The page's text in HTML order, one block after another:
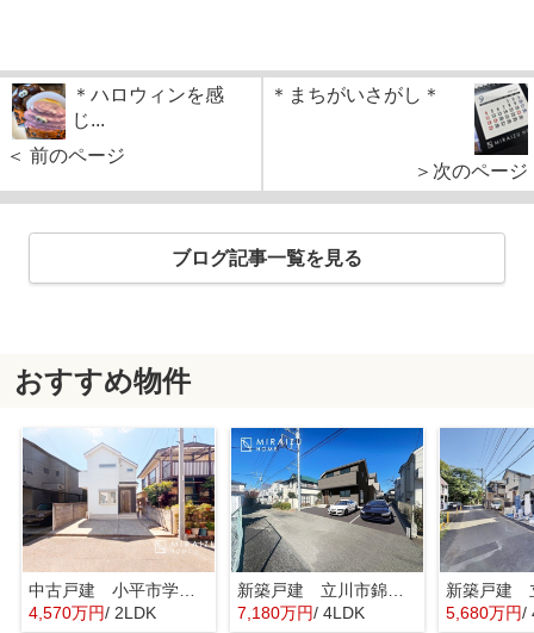
＊ハロウィンを感
じ...
＜ 前のページ
＊まちがいさがし＊
＞次のページ
ブログ記事一覧を見る
おすすめ物件
中古戸建 小平市学園東町 全1棟
4,570万円/ 2LDK
新築戸建 立川市錦町 全2棟
7,180万円/ 4LDK 5,680万円/